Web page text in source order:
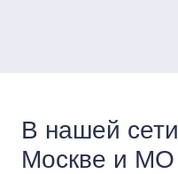
В нашей сети
Москве и МО